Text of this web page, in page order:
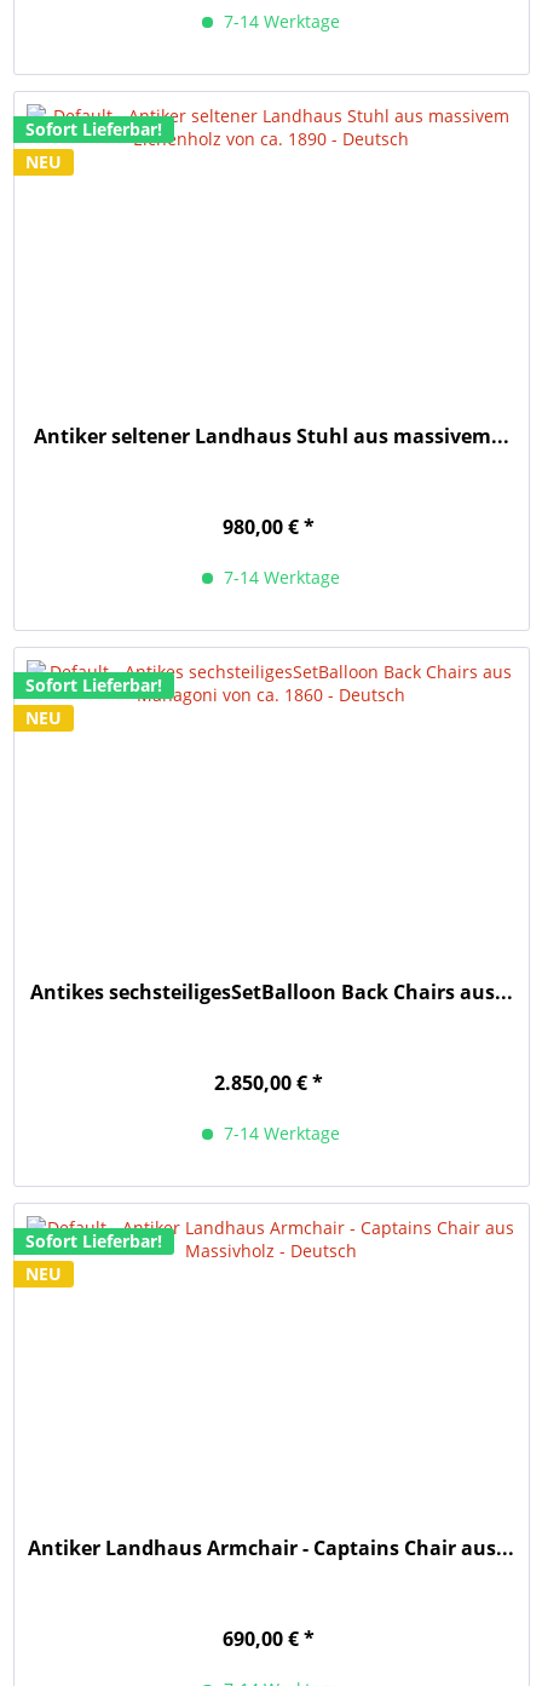
7-14 Werktage
Sofort Lieferbar!
NEU
Antiker seltener Landhaus Stuhl aus massivem...
980,00 € *
7-14 Werktage
Sofort Lieferbar!
NEU
Antikes sechsteiligesSetBalloon Back Chairs aus...
2.850,00 € *
7-14 Werktage
Sofort Lieferbar!
NEU
Antiker Landhaus Armchair - Captains Chair aus...
690,00 € *